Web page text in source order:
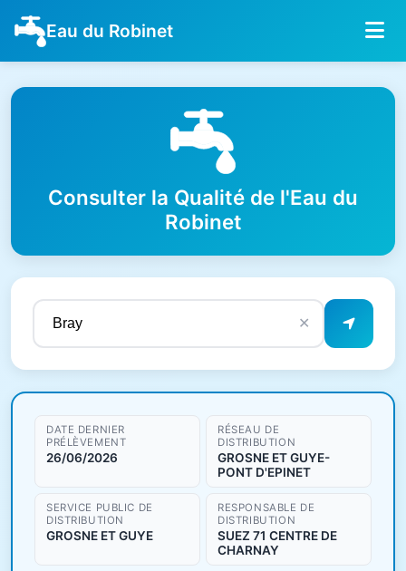
Eau du Robinet
Consulter la Qualité de l'Eau du
Robinet
✕
Résultats de qualité de l'eau
DATE DERNIER
PRÉLÈVEMENT
26/06/2026
RÉSEAU DE
DISTRIBUTION
GROSNE ET GUYE-
PONT D'EPINET
SERVICE PUBLIC DE
DISTRIBUTION
GROSNE ET GUYE
RESPONSABLE DE
DISTRIBUTION
SUEZ 71 CENTRE DE
CHARNAY